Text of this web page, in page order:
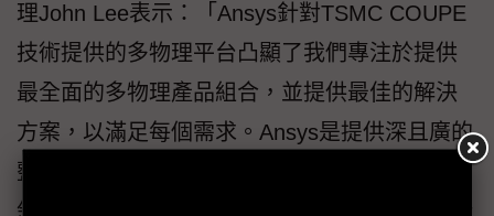
理John Lee表示：「Ansys針對TSMC COUPE
技術提供的多物理平台凸顯了我們專注於提供
最全面的多物理產品組合，並提供最佳的解決
方案，以滿足每個需求。Ansys是提供深且廣的
整合式多物理模擬解決方案和平台產品組合的